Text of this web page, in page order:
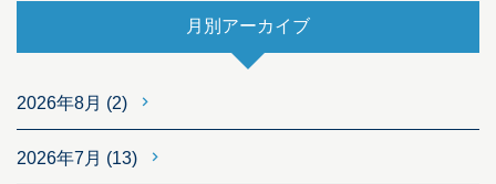
月別アーカイブ
2026年8月 (2)
2026年7月 (13)